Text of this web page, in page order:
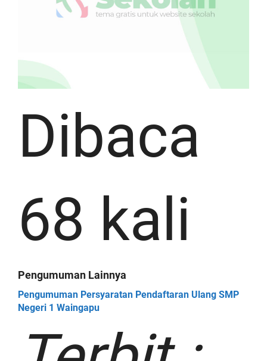
Dibaca
68 kali
Pengumuman Lainnya
Pengumuman Persyaratan Pendaftaran Ulang SMP
Negeri 1 Waingapu